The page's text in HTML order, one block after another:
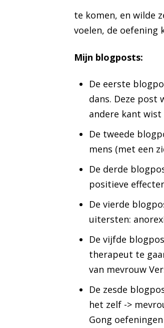
te komen, en wilde
voelen, de oefening
Mijn blogposts:
De eerste
dans. Deze post
andere kant
De tweede
mens (met een
De derde
positieve
De vierde
uitersten:
De vijfde
therapeut te
van mevrouw
De zesde
het zelf ->
Gong